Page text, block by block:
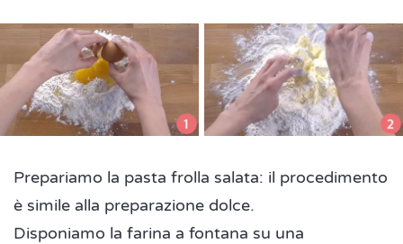
Prepariamo la pasta frolla salata: il procedimento
è simile alla preparazione dolce.
Disponiamo la farina a fontana su una